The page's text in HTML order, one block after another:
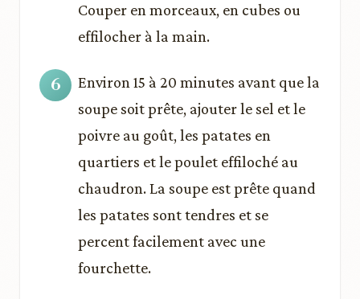
Couper en morceaux, en cubes ou
effilocher à la main.
Environ 15 à 20 minutes avant que la
soupe soit prête, ajouter le sel et le
poivre au goût, les patates en
quartiers et le poulet effiloché au
chaudron. La soupe est prête quand
les patates sont tendres et se
percent facilement avec une
fourchette.